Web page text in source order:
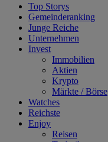
Top Storys
Gemeinderanking
Junge Reiche
Unternehmen
Invest
Immobilien
Aktien
Krypto
Märkte / Börse
Watches
Reichste
Enjoy
Reisen